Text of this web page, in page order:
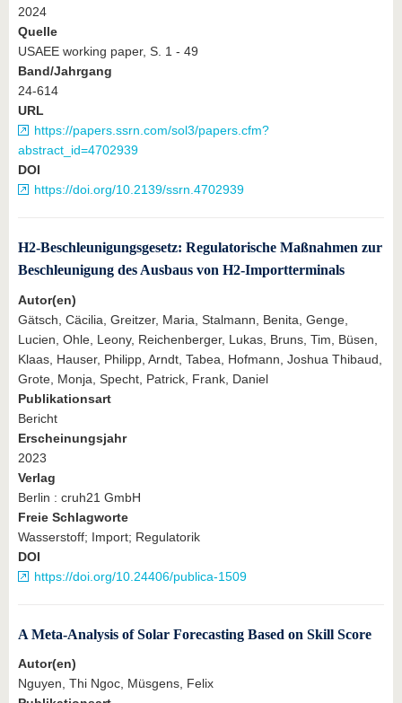
2024
Quelle
USAEE working paper, S. 1 - 49
Band/Jahrgang
24-614
URL
https://papers.ssrn.com/sol3/papers.cfm?
abstract_id=4702939
DOI
https://doi.org/10.2139/ssrn.4702939
H2-Beschleunigungsgesetz: Regulatorische Maßnahmen zur
Beschleunigung des Ausbaus von H2-Importterminals
Autor(en)
Gätsch, Cäcilia, Greitzer, Maria, Stalmann, Benita, Genge,
Lucien, Ohle, Leony, Reichenberger, Lukas, Bruns, Tim, Büsen,
Klaas, Hauser, Philipp, Arndt, Tabea, Hofmann, Joshua Thibaud,
Grote, Monja, Specht, Patrick, Frank, Daniel
Publikationsart
Bericht
Erscheinungsjahr
2023
Verlag
Berlin : cruh21 GmbH
Freie Schlagworte
Wasserstoff; Import; Regulatorik
DOI
https://doi.org/10.24406/publica-1509
A Meta-Analysis of Solar Forecasting Based on Skill Score
Autor(en)
Nguyen, Thi Ngoc, Müsgens, Felix